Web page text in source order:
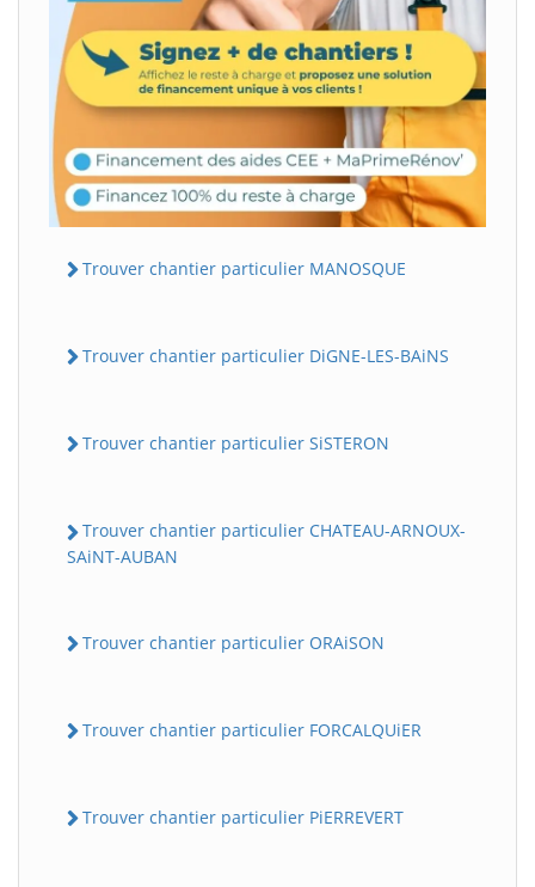
Trouver chantier particulier MANOSQUE
Trouver chantier particulier DiGNE-LES-BAiNS
Trouver chantier particulier SiSTERON
Trouver chantier particulier CHATEAU-ARNOUX-
SAiNT-AUBAN
Trouver chantier particulier ORAiSON
Trouver chantier particulier FORCALQUiER
Trouver chantier particulier PiERREVERT